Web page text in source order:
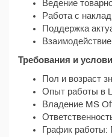
Ведение
Работа с
Поддержка
Требования и
Пол и возраст
Опыт работы в
Владение MS
График работы: